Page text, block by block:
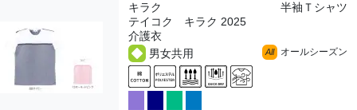
キラク
半袖Ｔシャツ
テイコク キラク 2025
介護衣
男女共用
All オールシーズン